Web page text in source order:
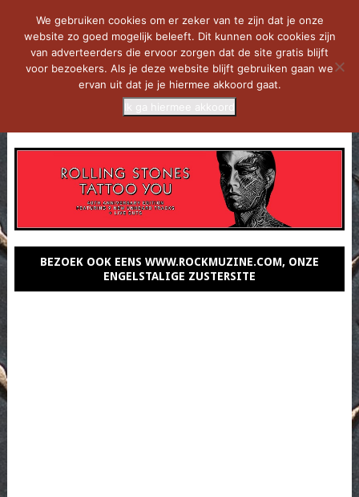
BEZOEK OOK EENS WWW.ROCKMUZINE.COM, ONZE
ENGELSTALIGE ZUSTERSITE
We gebruiken cookies om er zeker van te zijn dat je onze
website zo goed mogelijk beleeft. Dit kunnen ook cookies zijn
van adverteerders die ervoor zorgen dat de site gratis blijft
voor bezoekers. Als je deze website blijft gebruiken gaan we
ervan uit dat je je hiermee akkoord gaat.
Ik ga hiermee akkoord